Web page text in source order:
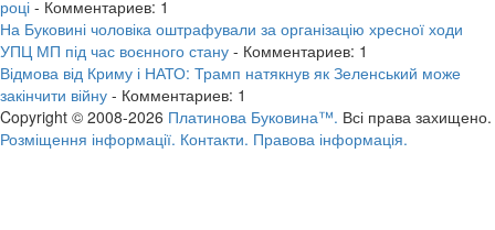
році - Комментариев: 1
На Буковині чоловіка оштрафували за організацію хресної ходи
УПЦ МП під час воєнного стану - Комментариев: 1
Відмова від Криму і НАТО: Трамп натякнув як Зеленський може
закінчити війну - Комментариев: 1
Copyright © 2008-2026 Платинова Буковина™. Всі права захищено.
Розміщення інформації. Контакти. Правова інформація.